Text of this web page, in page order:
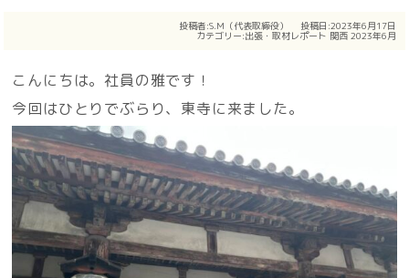
投稿者:S.M（代表取締役） 投稿日:2023年6月17日
カテゴリー:出張・取材レポート 関西 2023年6月
こんにちは。社員の雅です！
今回はひとりでぶらり、東寺に来ました。